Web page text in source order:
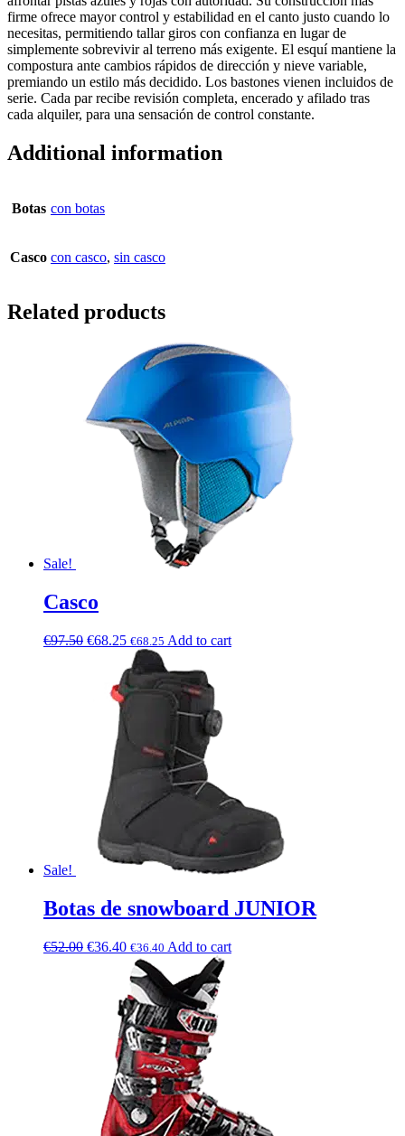
firme ofrece mayor control y estabilidad en el canto justo cuando lo
necesitas, permitiendo tallar giros con confianza en lugar de
simplemente sobrevivir al terreno más exigente. El esquí mantiene la
compostura ante cambios rápidos de dirección y nieve variable,
premiando un estilo más decidido. Los bastones vienen incluidos de
serie. Cada par recibe revisión completa, encerado y afilado tras
cada alquiler, para una sensación de control constante.
Additional information
Botas con botas
Casco con casco, sin casco
Related products
Sale!
Casco
€97.50 €68.25 €68.25 Add to cart
Sale!
Botas de snowboard JUNIOR
€52.00 €36.40 €36.40 Add to cart